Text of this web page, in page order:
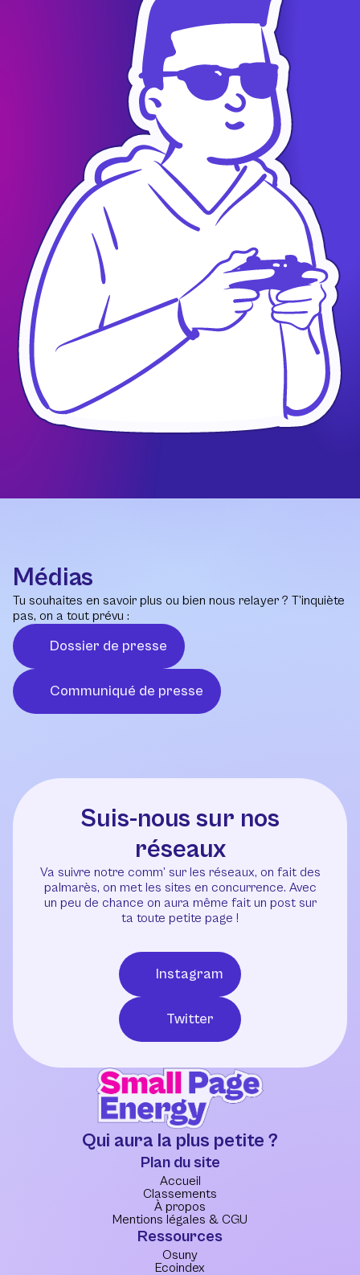
Médias
Tu souhaites en savoir plus ou bien nous relayer ? T’inquiète
pas, on a tout prévu :
Dossier de presse
Communiqué de presse
Suis-nous sur nos
réseaux
Va suivre notre comm’ sur les réseaux, on fait des
palmarès, on met les sites en concurrence. Avec
un peu de chance on aura même fait un post sur
ta toute petite page !
Instagram
Twitter
Qui aura la plus petite ?
Plan du site
Accueil
Classements
À propos
Mentions légales & CGU
Ressources
Osuny
Ecoindex